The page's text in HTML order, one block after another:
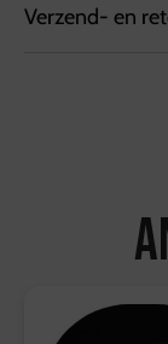
Te bestellen
Verzend- en
Ophalen kan
maandag tot